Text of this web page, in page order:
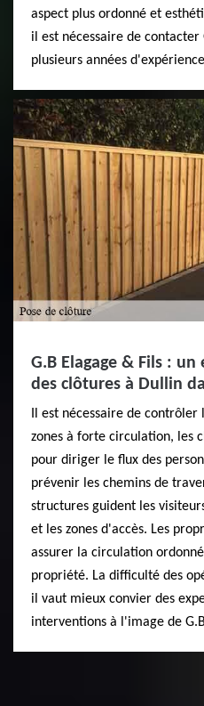
aspect plus ordonné et
il est nécessaire de contacter
plusieurs années
G.B Elagage & Fils :
des clôtures à Dullin
Il est nécessaire de
zones à forte circulation, les
pour diriger le flux des
prévenir les chemins de
structures guident les
et les zones d'accès. Les
assurer la circulation
propriété. La difficulté des
il vaut mieux convier des
interventions à l'image de